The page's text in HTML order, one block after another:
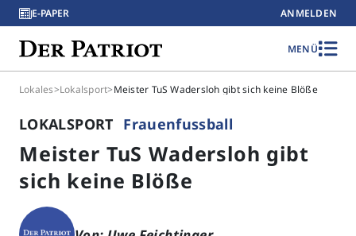
E-PAPER ANMELDEN
MENÜ
Lokales>Lokalsport>Meister TuS Wadersloh gibt sich keine Blöße
LOKALSPORT Frauenfussball
Meister TuS Wadersloh gibt
sich keine Blöße